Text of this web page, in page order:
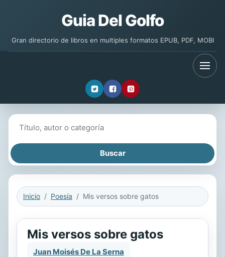
Guia Del Golfo
Gran directorio de libros en multiples formatos EPUB, PDF, MOBI
Inicio Poesía Mis versos sobre gatos
Mis versos sobre gatos
Juan Moisés De La Serna